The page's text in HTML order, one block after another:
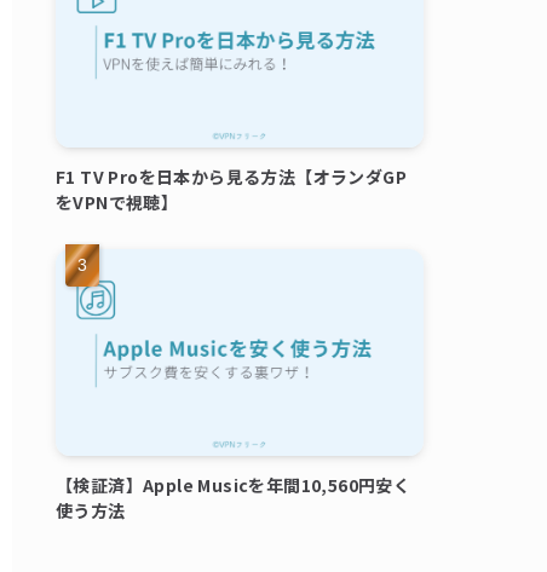
F1 TV Proを日本から見る方法【オランダGP
をVPNで視聴】
【検証済】Apple Musicを年間10,560円安く
使う方法